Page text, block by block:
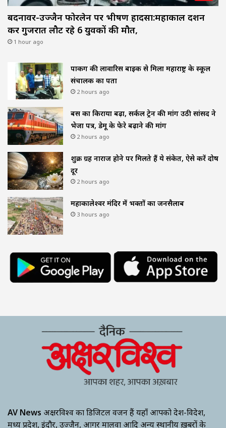
बदनावर-उज्जैन फोरलेन पर भीषण हादसा:महाकाल दर्शन
कर गुजरात लौट रहे 6 युवकों की मौत,
1 hour ago
पार्किंग की लावारिस बाइक से मिला महाराष्ट्र के स्कूल
संचालक का पता
2 hours ago
बस का किराया बढ़ा, सर्कल ट्रेन की मांग उठी सांसद ने
भेजा पत्र, डेमू के फेरे बढ़ाने की मांग
2 hours ago
शुक्र ग्रह नाराज होने पर मिलते हैं ये संकेत, ऐसे करें दोष
दूर
2 hours ago
महाकालेश्वर मंदिर में भक्तों का जनसैलाब
3 hours ago
AV News अक्षरविश्व का डिजिटल वर्जन हैं यहाँ आपको देश-विदेश,
मध्य प्रदेश, इंदौर, उज्जैन, आगर मालवा आदि अन्य स्थानीय ख़बरों के